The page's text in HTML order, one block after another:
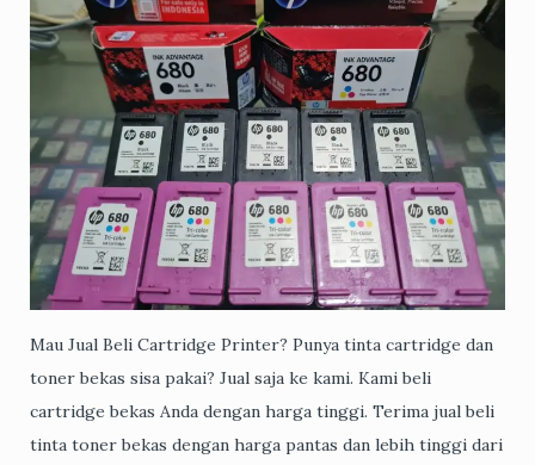
Mau Jual Beli Cartridge Printer? Punya tinta cartridge dan
toner bekas sisa pakai? Jual saja ke kami. Kami beli
cartridge bekas Anda dengan harga tinggi. Terima jual beli
tinta toner bekas dengan harga pantas dan lebih tinggi dari